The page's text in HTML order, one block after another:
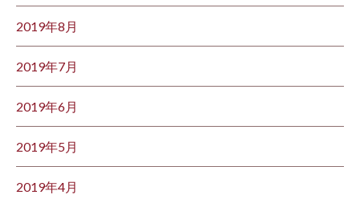
2019年8月
2019年7月
2019年6月
2019年5月
2019年4月